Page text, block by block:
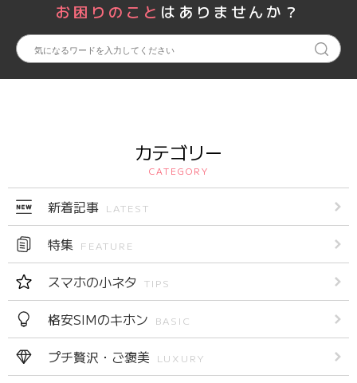
お困りのこと はありませんか？
カテゴリー
CATEGORY
新着記事 LATEST
特集 FEATURE
スマホの小ネタ TIPS
格安SIMのキホン BASIC
プチ贅沢・ご褒美 LUXURY